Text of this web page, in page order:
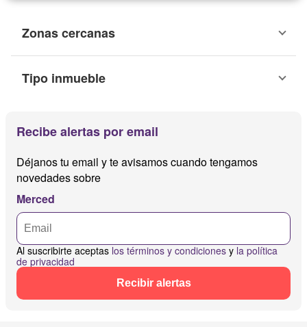
Zonas cercanas
Tipo inmueble
Recibe alertas por email
Déjanos tu email y te avisamos cuando tengamos
novedades sobre
Merced
Al suscribirte aceptas los términos y condiciones y la política
de privacidad
Recibir alertas